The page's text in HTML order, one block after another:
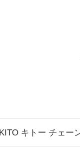
KITO キトー チェー